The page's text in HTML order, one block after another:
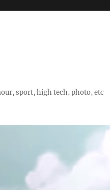
sport, high tech, photo, etc